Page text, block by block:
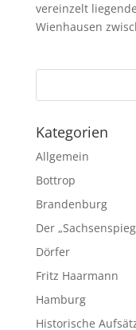
vereinzelt
Wienhausen
Kategorien
Allgemein
Bottrop
Brandenburg
Der
Dörfer
Fritz Haarmann
Hamburg
Historische